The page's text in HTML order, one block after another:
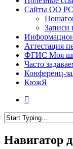
Сайты ОО
Записи
Аттестация
ФГИС Моя
Часто
Конференц-
КюжЯ
Навигатор